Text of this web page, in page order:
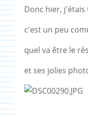
Donc hier,
c'est un peu
quel va être le
et ses jolies